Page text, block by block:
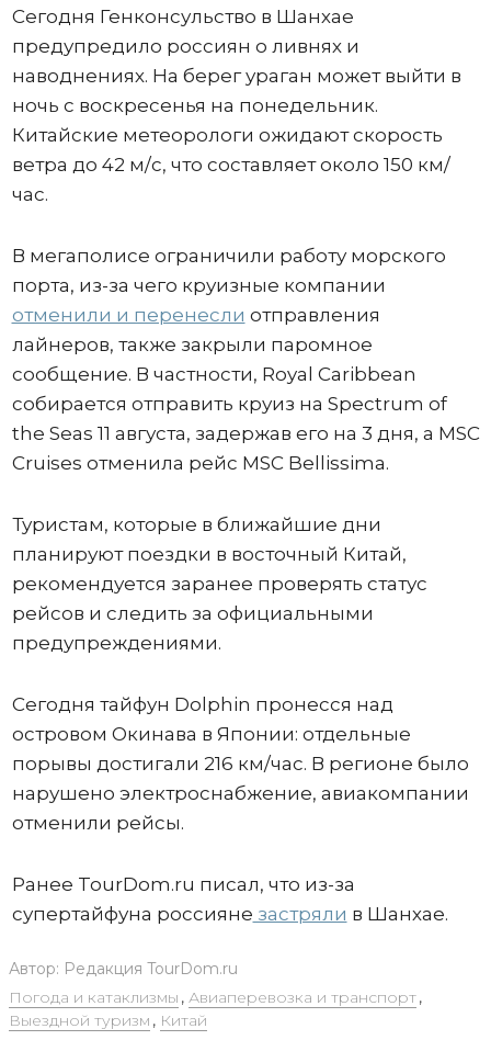
Сегодня Генконсульство в Шанхае
предупредило россиян о ливнях и
наводнениях. На берег ураган может выйти в
ночь с воскресенья на понедельник.
Китайские метеорологи ожидают скорость
ветра до 42 м/с, что составляет около 150 км/
час.
В мегаполисе ограничили работу морского
порта, из-за чего круизные компании
отменили и перенесли отправления
лайнеров, также закрыли паромное
сообщение. В частности, Royal Caribbean
собирается отправить круиз на Spectrum of
the Seas 11 августа, задержав его на 3 дня, а MSC
Cruises отменила рейс MSC Bellissima.
Туристам, которые в ближайшие дни
планируют поездки в восточный Китай,
рекомендуется заранее проверять статус
рейсов и следить за официальными
предупреждениями.
Сегодня тайфун Dolphin пронесся над
островом Окинава в Японии: отдельные
порывы достигали 216 км/час. В регионе было
нарушено электроснабжение, авиакомпании
отменили рейсы.
Ранее TourDom.ru писал, что из-за
супертайфуна россияне застряли в Шанхае.
Автор: Редакция TourDom.ru
Погода и катаклизмы , Авиаперевозка и транспорт,
Выездной туризм , Китай